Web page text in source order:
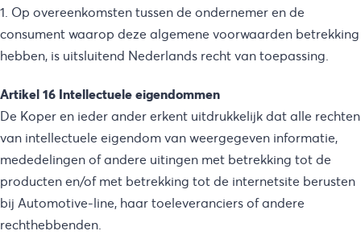
1. Op overeenkomsten tussen de ondernemer en de
consument waarop deze algemene voorwaarden betrekking
hebben, is uitsluitend Nederlands recht van toepassing.
Artikel 16 Intellectuele eigendommen
De Koper en ieder ander erkent uitdrukkelijk dat alle rechten
van intellectuele eigendom van weergegeven informatie,
mededelingen of andere uitingen met betrekking tot de
producten en/of met betrekking tot de internetsite berusten
bij Automotive-line, haar toeleveranciers of andere
rechthebbenden.